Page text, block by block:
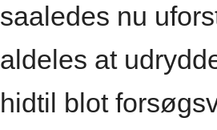
saaledes nu
aldeles at
hidtil blot